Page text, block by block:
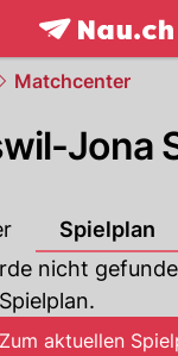
frontpage.
Matchcenter
Jona
Spielplan
nicht
Zum aktuellen